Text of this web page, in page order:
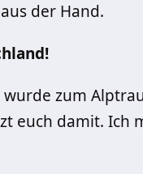
der Hand.
wurde zum
euch damit. Ich